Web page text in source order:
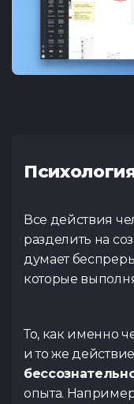
Все действия
разделить на
думает
которые
То, как именно
и то же
опыта.